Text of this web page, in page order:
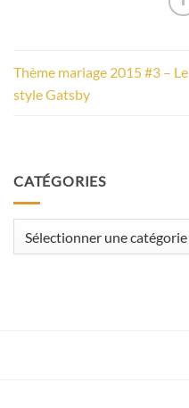
Thème mariage 2015 #3 – Le
style Gatsby
CATÉGORIES